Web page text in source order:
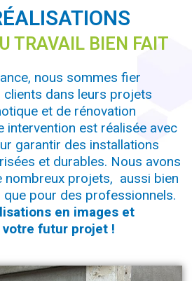
TRAVAIL BIEN FAIT
nous sommes fier
clients dans leurs projets
et de rénovation
intervention est réalisée avec
garantir des installations
et durables. Nous avons
nombreux projets, aussi bien
pour des professionnels.
en images et
futur projet !